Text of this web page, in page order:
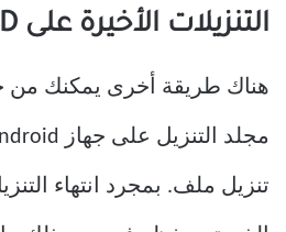
التنزيلات الأخيرة على ANDROID
هناك طريقة أخرى يمكنك من
تنزيل ملف. بمجرد انتهاء